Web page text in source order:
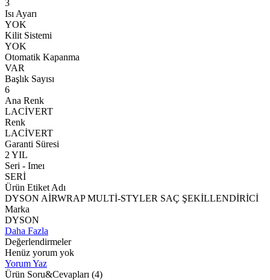
3
Isı Ayarı
YOK
Kilit Sistemi
YOK
Otomatik Kapanma
VAR
Başlık Sayısı
6
Ana Renk
LACİVERT
Renk
LACİVERT
Garanti Süresi
2 YIL
Seri - Imeı
SERİ
Ürün Etiket Adı
DYSON AİRWRAP MULTİ-STYLER SAÇ ŞEKİLLENDİRİCİ
Marka
DYSON
Daha Fazla
Değerlendirmeler
Henüz yorum yok
Yorum Yaz
Ürün Soru&Cevapları (4)